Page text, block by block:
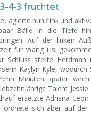
4-3 fruchtet
agierte nun flink und
Bälle in die Tiefe
Auf der linken
für Wang Lisi
Schluss stellte Herdman
Kaylyn Kyle, wodurch
Minuten später
Talent Jessie
ersetzte Adriana Leon
ordnete sich aber auf der